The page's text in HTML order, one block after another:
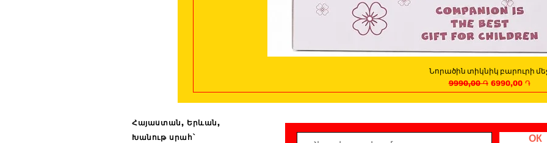
Quick View
Նորածին տիկնիկ բարուրի
Regular Price
9990,00 ֏ Sale Price
6990,00 ֏
Հայաստան, Երևան,
Խանութ սրահ՝
ОК